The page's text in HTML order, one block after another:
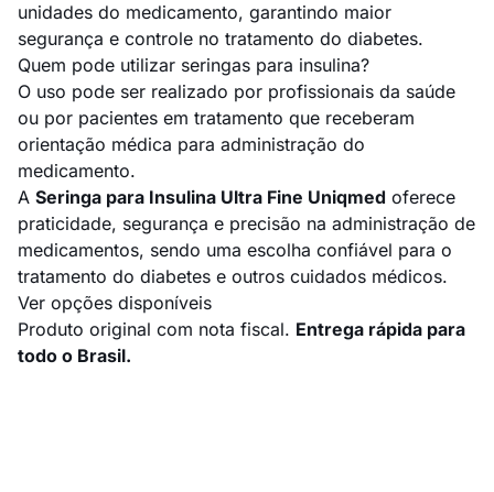
unidades do medicamento, garantindo maior
segurança e controle no tratamento do diabetes.
Quem pode utilizar seringas para insulina?
O uso pode ser realizado por profissionais da saúde
ou por pacientes em tratamento que receberam
orientação médica para administração do
medicamento.
A Seringa para Insulina Ultra Fine Uniqmed oferece
praticidade, segurança e precisão na administração de
medicamentos, sendo uma escolha confiável para o
tratamento do diabetes e outros cuidados médicos.
Ver opções disponíveis
Produto original com nota fiscal. Entrega rápida para
todo o Brasil.